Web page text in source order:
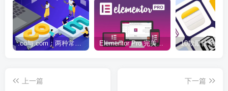
.co与.com：两种常用域名后缀名完全指南 Elementor Pro 完美汉化中文版（含全套模板）|可视化编辑页面自定义设计WordPress插件
上一篇
下一篇